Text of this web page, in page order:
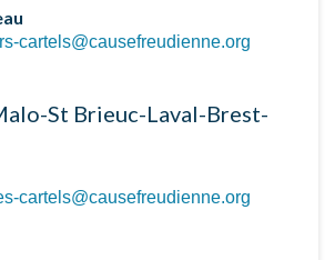
cartels@causefreudienne.org
St Brieuc-Laval-Brest-
cartels@causefreudienne.org